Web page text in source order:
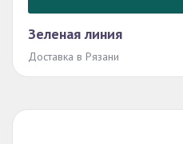
Зеленая линия
Доставка в Рязани